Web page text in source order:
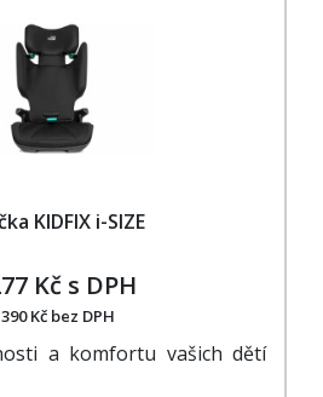
KIDFIX i-SIZE
Kč s DPH
Kč bez DPH
a komfortu vašich dětí